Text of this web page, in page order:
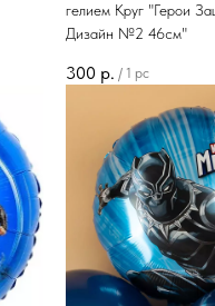
гелием Круг "Герои
Дизайн №2 46см"
300 р. / 1 pc